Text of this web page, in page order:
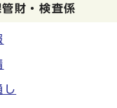
財・検査係
し